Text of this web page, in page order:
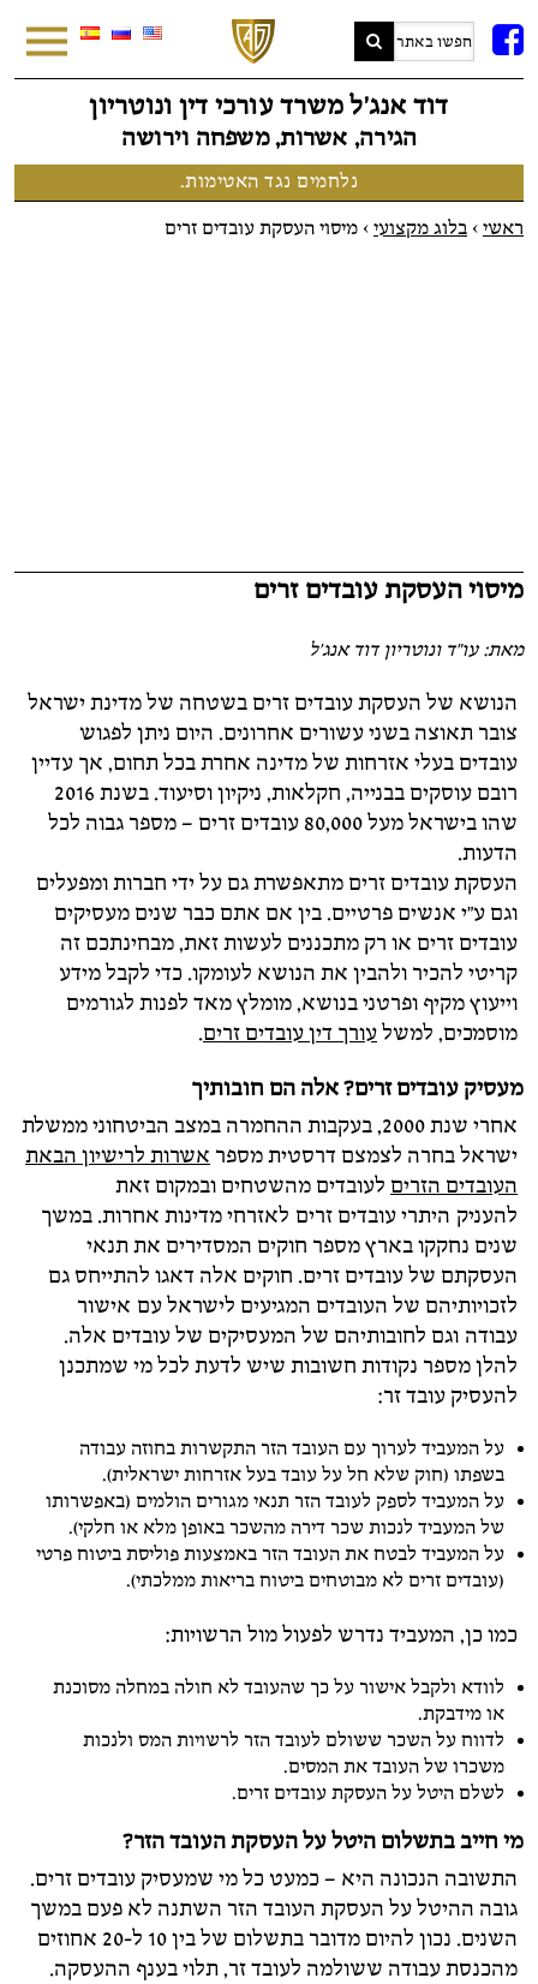
FB
דוד אנג׳ל משרד עורכי דין ונוטריון
הגירה, אשרות, משפחה וירושה
נלחמים נגד האטימות.
ראשי > בלוג מקצועי > מיסוי העסקת עובדים זרים
מיסוי העסקת עובדים זרים
מאת: עו"ד ונוטריון דוד אנג'ל
הנושא של העסקת עובדים זרים בשטחה של מדינת ישראל
צובר תאוצה בשני עשורים אחרונים. היום ניתן לפגוש
עובדים בעלי אזרחות של מדינה אחרת בכל תחום, אך עדיין
רובם עוסקים בבנייה, חקלאות, ניקיון וסיעוד. בשנת 2016
שהו בישראל מעל 80,000 עובדים זרים – מספר גבוה לכל
הדעות.
העסקת עובדים זרים מתאפשרת גם על ידי חברות ומפעלים
וגם ע"י אנשים פרטיים. בין אם אתם כבר שנים מעסיקים
עובדים זרים או רק מתכננים לעשות זאת, מבחינתכם זה
קריטי להכיר ולהבין את הנושא לעומקו. כדי לקבל מידע
וייעוץ מקיף ופרטני בנושא, מומלץ מאד לפנות לגורמים
מוסמכים, למשלעורך דין עובדים זרים.
מעסיק עובדים זרים? אלה הם חובותיך
אחרי שנת 2000, בעקבות ההחמרה במצב הביטחוני ממשלת
ישראל בחרה לצמצם דרסטית מספר אשרות לרישיון הבאת
העובדים הזרים לעובדים מהשטחים ובמקום זאת
להעניק היתרי עובדים זרים לאזרחי מדינות אחרות. במשך
שנים נחקקו בארץ מספר חוקים המסדירים את תנאי
העסקתם של עובדים זרים. חוקים אלה דאגו להתייחס גם
לזכויותיהם של העובדים המגיעים לישראל עם אישור
עבודה וגם לחובותיהם של המעסיקים של עובדים אלה.
להלן מספר נקודות חשובות שיש לדעת לכל מי שמתכנן
להעסיק עובד זר:
על המעביד לערוך עם העובד הזר התקשרות בחוזה עבודה
בשפתו (חוק שלא חל על עובד בעל אזרחות ישראלית).
על המעביד לספק לעובד הזר תנאי מגורים הולמים (באפשרותו
של המעביד לנכות שכר דירה מהשכר באופן מלא או חלקי).
על המעביד לבטח את העובד הזר באמצעות פוליסת ביטוח פרטי
(עובדים זרים לא מבוטחים ביטוח בריאות ממלכתי).
כמו כן, המעביד נדרש לפעול מול הרשויות:
לוודא ולקבל אישור על כך שהעובד לא חולה במחלה מסוכנת
או מידבקת.
לדווח על השכר ששולם לעובד הזר לרשויות המס ולנכות
משכרו של העובד את המסים.
לשלם היטל על העסקת עובדים זרים.
מי חייב בתשלום היטל על העסקת העובד הזר?
התשובה הנכונה היא – כמעט כל מי שמעסיק עובדים זרים.
גובה ההיטל על העסקת העובד הזר השתנה לא פעם במשך
השנים. נכון להיום מדובר בתשלום של בין 10 ל-20 אחוזים
מהכנסת עבודה ששולמה לעובד זר, תלוי בענף ההעסקה.